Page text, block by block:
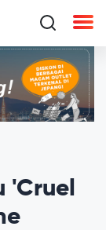
'Cruel